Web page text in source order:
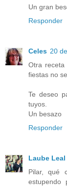
Un gran
Responder
Celes 20
Otra
fiestas no
Te deseo
tuyos.
Un besazo
Responder
Laube Leal
Pilar, qué
estupendo